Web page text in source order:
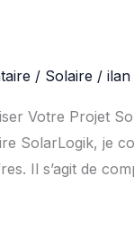
/ Solaire / ilan
Votre Projet
SolarLogik, je
Il s’agit de